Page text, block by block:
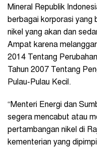
Mineral Republik
berbagai korporasi yang
nikel yang akan dan
Ampat karena
2014 Tentang
Tahun 2007 Tentang
Pulau-Pulau Kecil.
“Menteri Energi dan
segera mencabut atau
pertambangan nikel di
kementerian yang